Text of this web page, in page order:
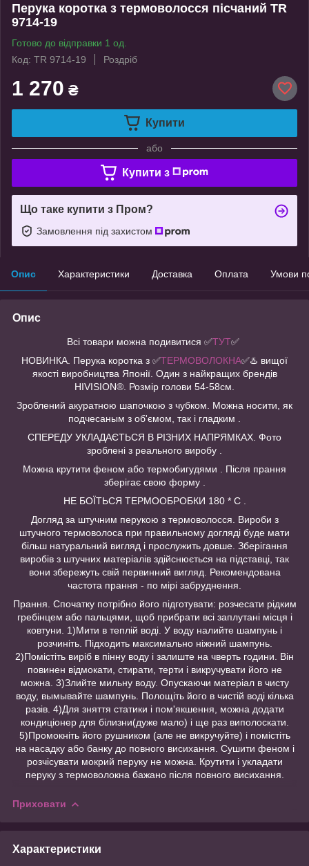
Перука коротка з термоволосся пісчаний TR
9714-19
Готово до відправки 1 од.
Код: TR 9714-19
Роздріб
1 270 ₴
Купити
або
Купити з
Що таке купити з Пром?
Замовлення під захистом
Опис Характеристики Доставка Оплата Умови
Опис
Всі товари можна подивитися ✅ТУТ✅
НОВИНКА. Перука коротка з ✅ТЕРМОВОЛОКНА✅♨️ вищої
якості виробництва Японії. Один з найкращих брендів
HIVISION®️. Розмір голови 54-58см.
Зроблений акуратною шапочкою з чубком. Можна носити, як
подчесаным з об'ємом, так і гладким .
СПЕРЕДУ УКЛАДАЄТЬСЯ В РІЗНИХ НАПРЯМКАХ. Фото
зроблені з реального виробу .
Можна крутити феном або термобигудями . Після прання
зберігає свою форму .
НЕ БОЇТЬСЯ ТЕРМООБРОБКИ 180 * С .
Догляд за штучним перукою з термоволосся. Вироби з
штучного термоволоса при правильному догляді буде мати
більш натуральний вигляд і прослужить довше. Зберігання
виробів з штучних матеріалів здійснюється на підставці, так
вони збережуть свій первинний вигляд. Рекомендована
частота прання - по мірі забруднення.
Прання. Спочатку потрібно його підготувати: розчесати рідким
гребінцем або пальцями, щоб прибрати всі заплутані місця і
ковтуни. 1)Мити в теплій воді. У воду налийте шампунь і
розчиніть. Підходить максимально ніжний шампунь.
2)Помістіть виріб в пінну воду і залиште на чверть години. Він
повинен відмокати, стирати, терти і викручувати його не
можна. 3)Злийте мильну воду. Опускаючи матеріал в чисту
воду, вымывайте шампунь. Полощіть його в чистій воді кілька
разів. 4)Для зняття статики і пом'якшення, можна додати
кондиціонер для білизни(дуже мало) і ще раз виполоскати.
5)Промокніть його рушником (але не викручуйте) і помістіть
на насадку або банку до повного висихання. Сушити феном і
розчісувати мокрий перуку не можна. Крутити і укладати
перуку з термоволокна бажано після повного висихання.
Приховати
Характеристики